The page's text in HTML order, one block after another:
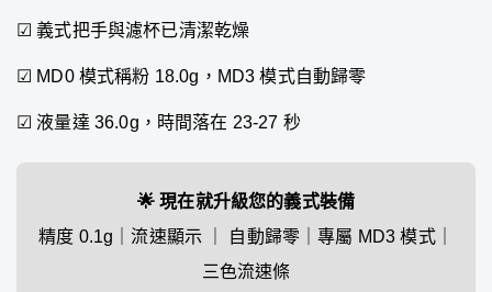
☑ 義式把手與濾杯已清潔乾燥
☑ MD0 模式稱粉 18.0g，MD3 模式自動歸零
☑ 液量達 36.0g，時間落在 23-27 秒
🌟 現在就升級您的義式裝備
精度 0.1g｜流速顯示 ｜ 自動歸零｜專屬 MD3 模式｜
三色流速條